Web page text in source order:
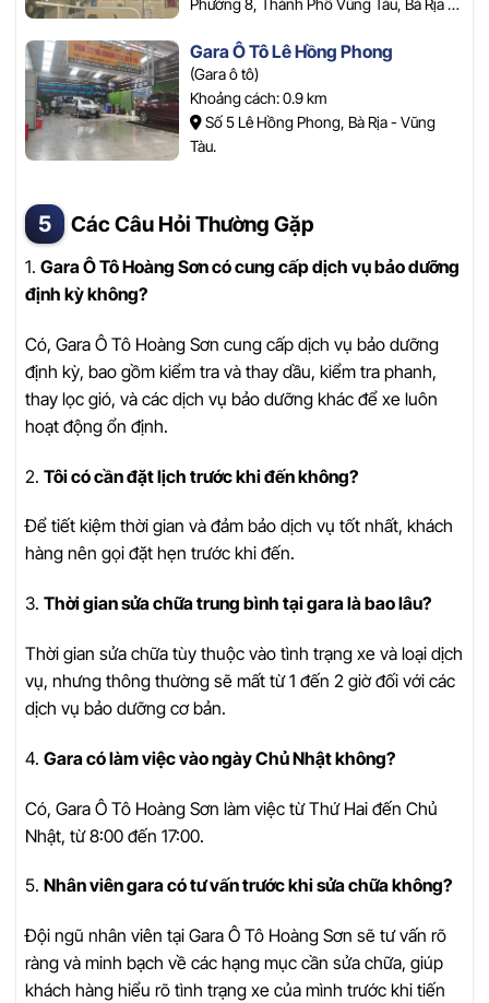
Gara Ô Tô Lê Hồng Phong
(Gara ô tô)
Khoảng cách: 0.9 km
Số 5 Lê Hồng Phong, Bà Rịa - Vũng
Tàu.
Các Câu Hỏi Thường Gặp
1. Gara Ô Tô Hoàng Sơn có cung cấp dịch vụ bảo dưỡng
định kỳ không?
Có, Gara Ô Tô Hoàng Sơn cung cấp dịch vụ bảo dưỡng
định kỳ, bao gồm kiểm tra và thay dầu, kiểm tra phanh,
thay lọc gió, và các dịch vụ bảo dưỡng khác để xe luôn
hoạt động ổn định.
2. Tôi có cần đặt lịch trước khi đến không?
Để tiết kiệm thời gian và đảm bảo dịch vụ tốt nhất, khách
hàng nên gọi đặt hẹn trước khi đến.
3. Thời gian sửa chữa trung bình tại gara là bao lâu?
Thời gian sửa chữa tùy thuộc vào tình trạng xe và loại dịch
vụ, nhưng thông thường sẽ mất từ 1 đến 2 giờ đối với các
dịch vụ bảo dưỡng cơ bản.
4. Gara có làm việc vào ngày Chủ Nhật không?
Có, Gara Ô Tô Hoàng Sơn làm việc từ Thứ Hai đến Chủ
Nhật, từ 8:00 đến 17:00.
5. Nhân viên gara có tư vấn trước khi sửa chữa không?
Đội ngũ nhân viên tại Gara Ô Tô Hoàng Sơn sẽ tư vấn rõ
ràng và minh bạch về các hạng mục cần sửa chữa, giúp
khách hàng hiểu rõ tình trạng xe của mình trước khi tiến